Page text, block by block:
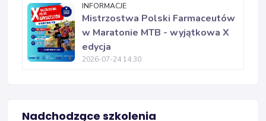
INFORMACJE
Mistrzostwa Polski Farmaceutów
w Maratonie MTB - wyjątkowa X
edycja
2026-07-24 14:30
Nadchodzące szkolenia